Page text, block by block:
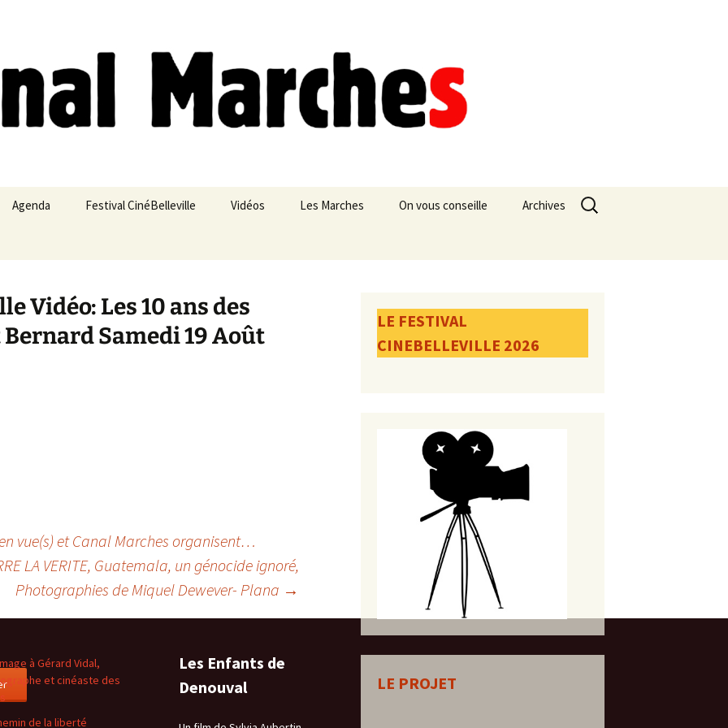
Agenda Festival CinéBelleville Vidéos Les Marches On vous conseille Archives
Rechercher :
Vidéo: Les 10 ans des
Bernard Samedi 19 Août
vue(s) et Canal Marches organisent…
LA VERITE, Guatemala, un génocide ignoré,
Photographies de Miquel Dewever- Plana →
LE FESTIVAL
CINEBELLEVILLE 2026
LE PROJET
à Gérard Vidal,
et cinéaste des
de la liberté
Les Enfants de
Denouval